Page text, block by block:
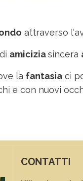
attraverso
amiciziasincera
la fantasia ci
e con nuovi
CONTATTI